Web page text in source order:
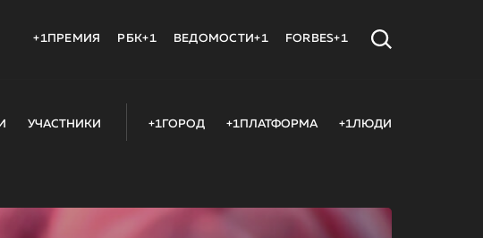
+1ПРЕМИЯ РБК+1 ВЕДОМОСТИ+1 FORBES+1
УЧАСТНИКИ +1ГОРОД +1ПЛАТФОРМА +1ЛЮДИ